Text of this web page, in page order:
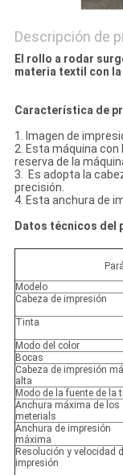
Descripción de
El rollo a rodar
materia textil con la
Característica de
1. Imagen de
2. Esta máquina con
reserva de la
3. Es adopta la
precisión.
4. Esta anchura de
Datos técnicos del
Parámetro
Modelo
Cabeza de impresión
Tinta
Modo del color
Bocas
Cabeza de impresión
alta
Modo de la fuente de la
Anchura máxima de los
meterials
Anchura de impresión
máxima
Resolución y velocidad
impresión